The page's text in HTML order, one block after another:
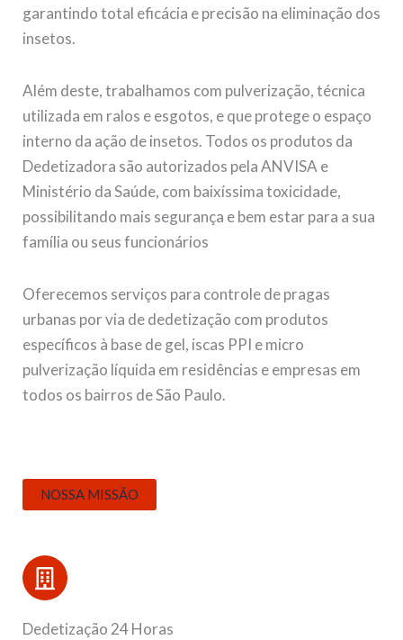
garantindo total eficácia e precisão na eliminação dos
insetos.
Além deste, trabalhamos com pulverização, técnica
utilizada em ralos e esgotos, e que protege o espaço
interno da ação de insetos. Todos os produtos da
Dedetizadora são autorizados pela ANVISA e
Ministério da Saúde, com baixíssima toxicidade,
possibilitando mais segurança e bem estar para a sua
família ou seus funcionários
Oferecemos serviços para controle de pragas
urbanas por via de dedetização com produtos
específicos à base de gel, iscas PPI e micro
pulverização líquida em residências e empresas em
todos os bairros de São Paulo.
NOSSA MISSÃO
Dedetização 24 Horas